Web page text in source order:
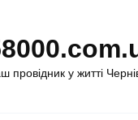
провідник у житті